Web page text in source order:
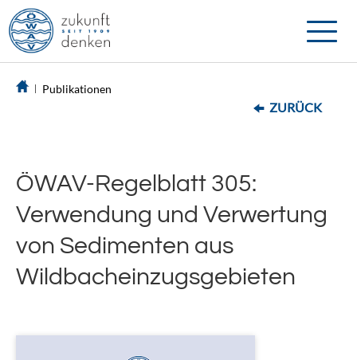
Toggle
Publikationen
ZURÜCK
ÖWAV-Regelblatt 305:
Verwendung und Verwertung
von Sedimenten aus
Wildbacheinzugsgebieten